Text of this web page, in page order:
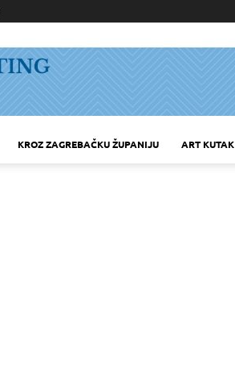
KROZ ZAGREBAČKU ŽUPANIJU ART KUTAK